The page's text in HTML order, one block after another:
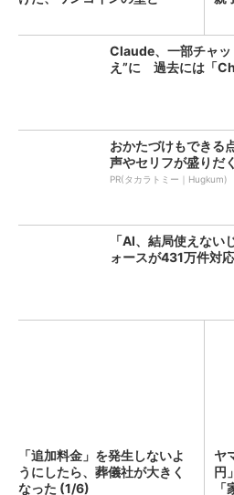
Claude、一部チャ
え”に 過去には「
おかたづけもできる
声やセリフが盛り
PR(タカラトミー｜Hugkum)
「AI、結局使えな
ォースが431万件対
「追加料金」を発生しないよ
うにしたら、葬儀社が大きく
なった (1/6)
ヤ
円